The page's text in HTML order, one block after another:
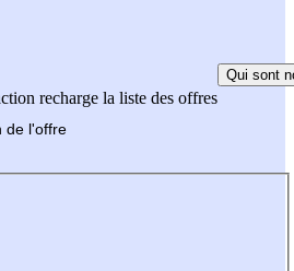
recharge la liste des offres
Qui sont
de l'offre